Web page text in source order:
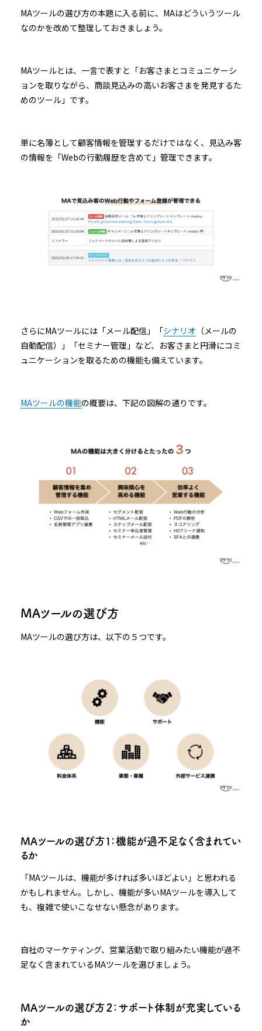
MAツールの選び方の本題に入る前に、MAはどういうツール
なのかを改めて整理しておきましょう。
MAツールとは、一言で表すと「お客さまとコミュニケーシ
ョンを取りながら、商談見込みの高いお客さまを発見するた
めのツール」です。
単に名簿として顧客情報を管理するだけではなく、見込み客
の情報を「Webの行動履歴を含めて」管理できます。
さらにMAツールには「メール配信」「シナリオ （メールの
自動配信）」「セミナー管理」など、お客さまと円滑にコミ
ュニケーションを取るための機能も備えています。
MAツールの機能の概要は、下記の図解の通りです。
MAツールの選び方
MAツールの選び方は、以下の５つです。
MAツールの選び方１：機能が過不足なく含まれてい
るか
「MAツールは、機能が多ければ多いほどよい」と思われる
かもしれません。しかし、機能が多いMAツールを導入して
も、複雑で使いこなせない懸念があります。
自社のマーケティング、営業活動で取り組みたい機能が過不
足なく含まれているMAツールを選びましょう。
MAツールの選び方２：サポート体制が充実している
か